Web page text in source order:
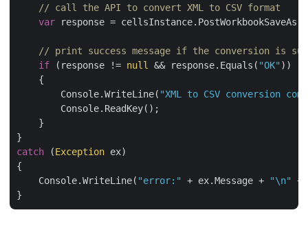
// call the API to convert XML to CSV format
var response =
// print success message if the conversion is
if (response != null && response.Equals( "OK" ))
    {
        Console.WriteLine(
"XML to CSV conversion
        Console.ReadKey();
    }
catch (Exception ex)
{
    Console.WriteLine(
"error:" + ex.Message + "\n"
+